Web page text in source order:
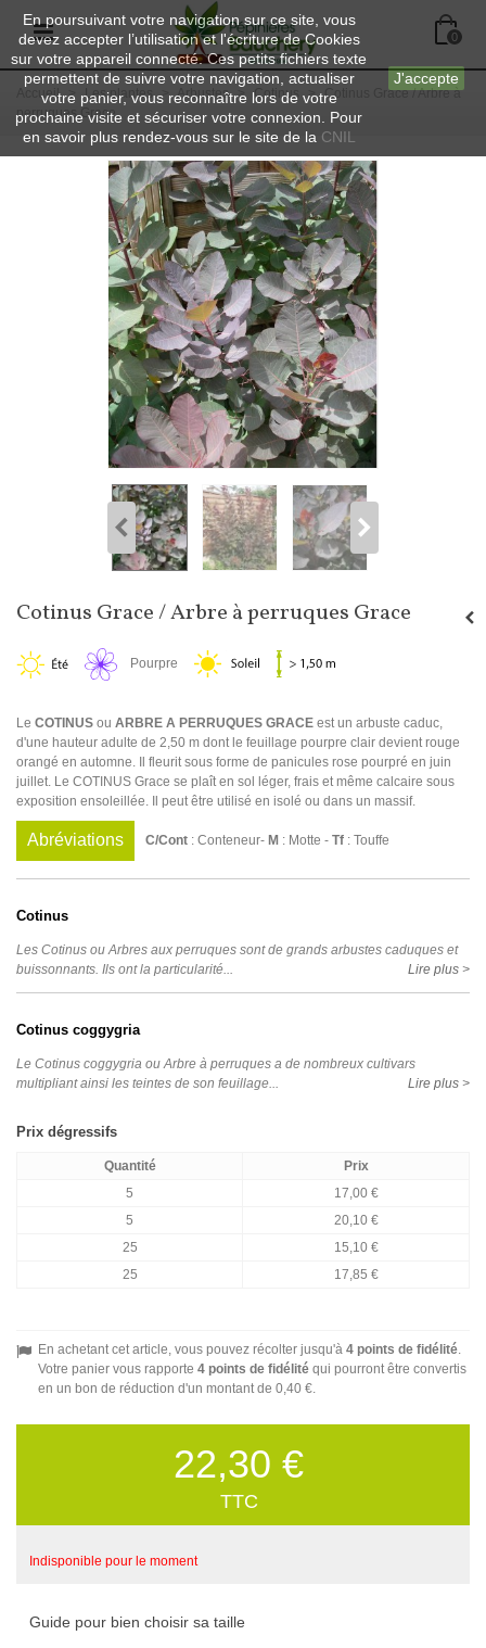
En poursuivant votre navigation sur ce site, vous
devez accepter l’utilisation et l'écriture de Cookies
sur votre appareil connecté. Ces petits fichiers texte
permettent de suivre votre navigation, actualiser
votre panier, vous reconnaître lors de votre
prochaine visite et sécuriser votre connexion. Pour
en savoir plus rendez-vous sur le site de la CNIL
J'accepte
0
Accueil > Les plantes > Arbustes > Cotinus > Cotinus Grace / Arbre à
perruques Grace
Cotinus Grace / Arbre à perruques Grace
Pourpre
Le COTINUS ou ARBRE A PERRUQUES GRACE est un arbuste caduc,
d'une hauteur adulte de 2,50 m dont le feuillage pourpre clair devient rouge
orangé en automne. Il fleurit sous forme de panicules rose pourpré en juin
juillet. Le COTINUS Grace se plaît en sol léger, frais et même calcaire sous
exposition ensoleillée. Il peut être utilisé en isolé ou dans un massif.
Abréviations C/Cont : Conteneur- M : Motte - Tf : Touffe
Cotinus
Les Cotinus ou Arbres aux perruques sont de grands arbustes caduques et
buissonnants. Ils ont la particularité...
Lire plus >
Cotinus coggygria
Le Cotinus coggygria ou Arbre à perruques a de nombreux cultivars
multipliant ainsi les teintes de son feuillage...
Lire plus >
Prix dégressifs
Quantité
Prix
5
17,00 €
5
20,10 €
25
15,10 €
25
17,85 €
En achetant cet article, vous pouvez récolter jusqu'à 4 points de fidélité.
Votre panier vous rapporte 4 points de fidélité qui pourront être convertis
en un bon de réduction d'un montant de 0,40 €.
22,30 €
TTC
Indisponible pour le moment
Guide pour bien choisir sa taille